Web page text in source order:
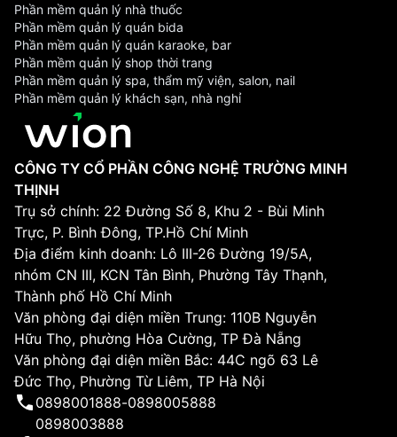
Phần mềm quản lý nhà thuốc
Phần mềm quản lý quán bida
Phần mềm quản lý quán karaoke, bar
Phần mềm quản lý shop thời trang
Phần mềm quản lý spa, thẩm mỹ viện, salon, nail
Phần mềm quản lý khách sạn, nhà nghỉ
CÔNG TY CỔ PHẦN CÔNG NGHỆ TRƯỜNG MINH
THỊNH
Trụ sở chính: 22 Đường Số 8, Khu 2 - Bùi Minh
Trực, P. Bình Đông, TP.Hồ Chí Minh
Địa điểm kinh doanh: Lô III-26 Đường 19/5A,
nhóm CN III, KCN Tân Bình, Phường Tây Thạnh,
Thành phố Hồ Chí Minh
Văn phòng đại diện miền Trung: 110B Nguyễn
Hữu Thọ, phường Hòa Cường, TP Đà Nẵng
Văn phòng đại diện miền Bắc: 44C ngõ 63 Lê
Đức Thọ, Phường Từ Liêm, TP Hà Nội
0898001888-0898005888
0898003888